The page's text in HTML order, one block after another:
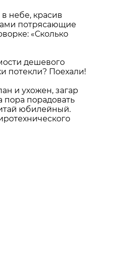
небе, красив
потрясающие
«Сколько
дешевого
потекли? Поехали!
и ухожен, загар
порадовать
юбилейный.